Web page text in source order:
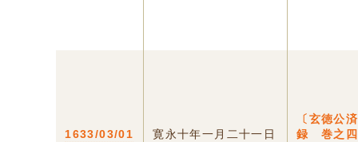
1633/03/01 寛永十年一月二十一日
〔玄徳公
録 巻之四